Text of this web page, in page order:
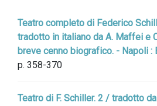
Teatro completo di Federico
tradotto in italiano da A. Maffei e
breve cenno biografico. - Napoli :
p. 358-370
Teatro di F. Schiller. 2 / tradotto